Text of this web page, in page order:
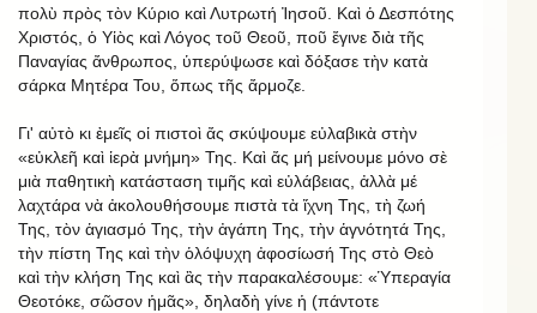
πολὺ πρὸς τὸν Κύριο καὶ Λυτρωτή Ἰησοῦ. Καὶ ὁ Δεσπότης
Χριστός, ὁ Υἱὸς καὶ Λόγος τοῦ Θεοῦ, ποῦ ἔγινε διὰ τῆς
Παναγίας ἄνθρωπος, ὑπερύψωσε καὶ δόξασε τὴν κατὰ
σάρκα Μητέρα Του, ὅπως τῆς ἄρμοζε.
Γι' αὐτὸ κι ἐμεῖς οἱ πιστοὶ ἄς σκύψουμε εὐλαβικὰ στὴν
«εὐκλεῆ καὶ ἱερὰ μνήμη» Της. Καὶ ἄς μή μείνουμε μόνο σὲ
μιὰ παθητικὴ κατάσταση τιμῆς καὶ εὐλάβειας, ἀλλὰ μέ
λαχτάρα νὰ ἀκολουθήσουμε πιστὰ τὰ ἴχνη Της, τὴ ζωή
Της, τὸν ἁγιασμό Της, τὴν ἀγάπη Της, τὴν ἁγνότητά Της,
τὴν πίστη Της καὶ τὴν ὁλόψυχη ἀφοσίωσή Της στὸ Θεὸ
καὶ τὴν κλήση Της καὶ ἂς τὴν παρακαλέσουμε: «Ὑπεραγία
Θεοτόκε, σῶσον ἡμᾶς», δηλαδὴ γίνε ἡ (πάντοτε